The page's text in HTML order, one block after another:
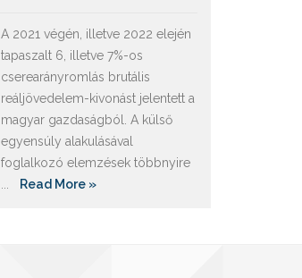
A 2021 végén, illetve 2022 elején
tapaszalt 6, illetve 7%-os
cserearányromlás brutális
reáljövedelem-kivonást jelentett a
magyar gazdaságból. A külső
egyensúly alakulásával
foglalkozó elemzések többnyire
Read More »